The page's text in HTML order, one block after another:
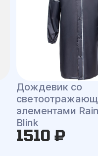
Дождевик со
элементами
Blink
1510 ₽